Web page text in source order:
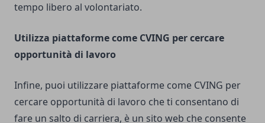
tempo libero al volontariato.
Utilizza piattaforme come CVING per cercare
opportunità di lavoro
Infine, puoi utilizzare piattaforme come CVING per
cercare opportunità di lavoro che ti consentano di
fare un salto di carriera, è un sito web che consente